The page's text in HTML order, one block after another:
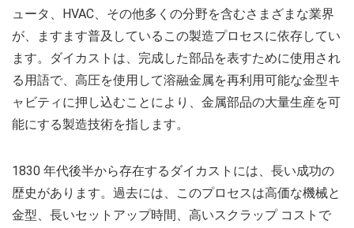
ュータ、HVAC、その他多くの分野を含むさまざまな業界
が、ますます普及しているこの製造プロセスに依存してい
ます。ダイカストは、完成した部品を表すために使用され
る用語で、高圧を使用して溶融金属を再利用可能な金型キ
ャビティに押し込むことにより、金属部品の大量生産を可
能にする製造技術を指します。
1830 年代後半から存在するダイカストには、長い成功の
歴史があります。過去には、このプロセスは高価な機械と
金型、長いセットアップ時間、高いスクラップ コストで